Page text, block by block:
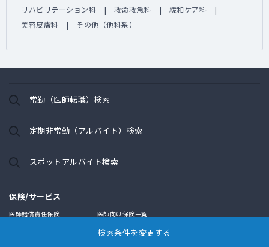
検索条件を変更する
リハビリテーション科
救命救急科
緩和ケア科
美容皮膚科
その他（他科系）
常勤（医師転職）検索
定期非常勤（アルバイト）検索
スポットアルバイト検索
保険/サービス
医師賠償責任保険
医師向け保険一覧
民間医局書店